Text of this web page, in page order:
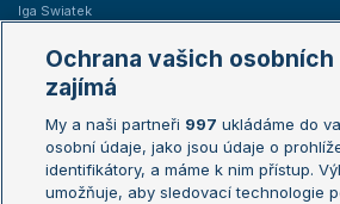
Iga Swiatek
Žebříčky
Žebříček ATP (muži)
Žebříček WTA (ženy)
Sázkařský žebříček
Australian
French Open
Wimbledon
Ochrana vašich osobních
zajímá
My a naši partneři 997 ukládáme do
osobní údaje, jako jsou údaje o
identifikátory, a máme k nim přístup.
umožňuje, aby sledovací technologie